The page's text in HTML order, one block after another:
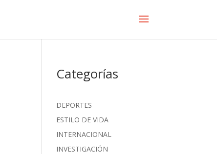
Categorías
DEPORTES
ESTILO DE VIDA
INTERNACIONAL
INVESTIGACIÓN